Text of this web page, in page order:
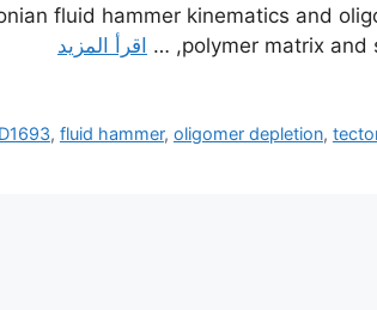
fluid hammer kinematics and
polymer matrix and
اقرأ المزيد
, fluid hammer, oligomer depletion,